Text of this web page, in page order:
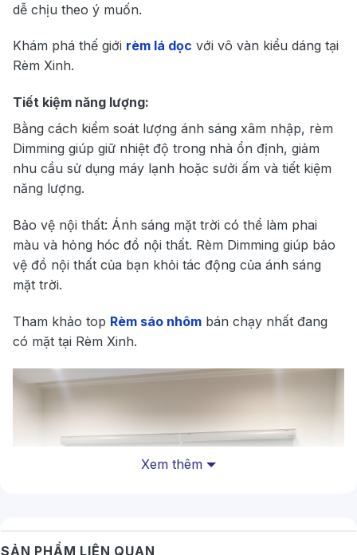
dễ chịu theo ý muốn.
Khám phá thế giới rèm lá dọc với vô vàn kiểu dáng tại
Rèm Xinh.
Tiết kiệm năng lượng:
Bằng cách kiểm soát lượng ánh sáng xâm nhập, rèm
Dimming giúp giữ nhiệt độ trong nhà ổn định, giảm
nhu cầu sử dụng máy lạnh hoặc sưởi ấm và tiết kiệm
năng lượng.
Bảo vệ nội thất: Ánh sáng mặt trời có thể làm phai
màu và hỏng hóc đồ nội thất. Rèm Dimming giúp bảo
vệ đồ nội thất của bạn khỏi tác động của ánh sáng
mặt trời.
Tham khảo top Rèm sáo nhôm bán chạy nhất đang
có mặt tại Rèm Xinh.
Xem thêm
SẢN PHẨM LIÊN QUAN